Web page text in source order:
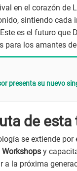
en el corazón de
sintiendo
es el futuro que
para los amantes
presenta su nuevo
de
se extiende
Workshops y
a la próxima